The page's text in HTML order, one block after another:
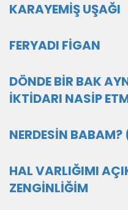
KARAYEMİŞ UŞAĞI
FERYADI FİGAN
DÖNDE BİR BAK
İKTİDARI NASİP
NERDESİN
HAL VARLIĞIMI
ZENGİNLİĞİM